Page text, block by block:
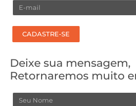
Email
CADASTRE-SE
Deixe sua mensagem,
Retornaremos muito
Nome